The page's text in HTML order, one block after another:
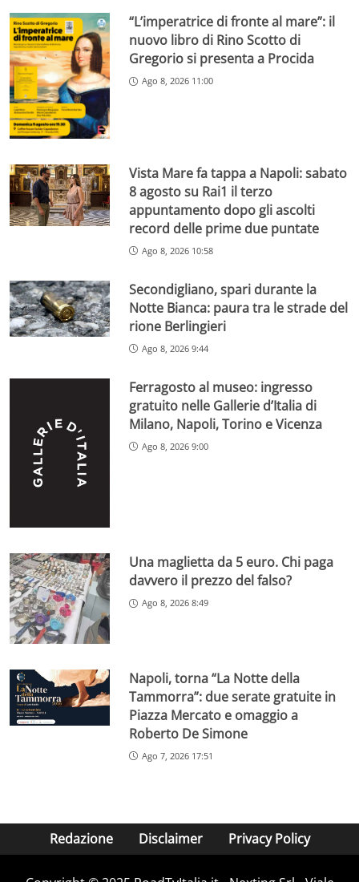
“L’imperatrice di fronte al mare”: il
nuovo libro di Rino Scotto di
Gregorio si presenta a Procida
Ago 8, 2026 11:00
Vista Mare fa tappa a Napoli: sabato
8 agosto su Rai1 il terzo
appuntamento dopo gli ascolti
record delle prime due puntate
Ago 8, 2026 10:58
Secondigliano, spari durante la
Notte Bianca: paura tra le strade del
rione Berlingieri
Ago 8, 2026 9:44
Ferragosto al museo: ingresso
gratuito nelle Gallerie d’Italia di
Milano, Napoli, Torino e Vicenza
Ago 8, 2026 9:00
Una maglietta da 5 euro. Chi paga
davvero il prezzo del falso?
Ago 8, 2026 8:49
Napoli, torna “La Notte della
Tammorra”: due serate gratuite in
Piazza Mercato e omaggio a
Roberto De Simone
Ago 7, 2026 17:51
Redazione Disclaimer Privacy Policy